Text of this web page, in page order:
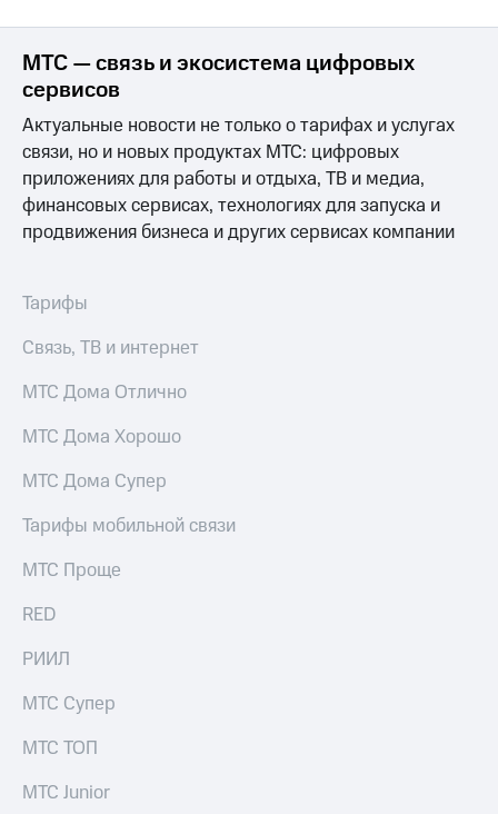
музыка
другое
группа
Скидка
на тарифы,
общие
подписки
Кино,
музыка,
и не
и родителям
от МТС
Акции
Приложения
КИОН
в Мой МТС
Посмотрите,
что
полезного
в нашем
приложении
КИОН
Строки
Live
Гудок
Мой
МТС
приложения
полисов
МТС — связь и экосистема цифровых
сервисов
Актуальные новости не только о тарифах и услугах
связи, но и новых продуктах МТС: цифровых
приложениях для работы и отдыха, ТВ и медиа,
финансовых сервисах, технологиях для запуска и
продвижения бизнеса и других сервисах компании
Тарифы
Связь, ТВ и интернет
МТС Дома Отлично
МТС Дома Хорошо
МТС Дома Супер
Тарифы мобильной связи
МТС Проще
RED
РИИЛ
МТС Супер
МТС ТОП
МТС Junior